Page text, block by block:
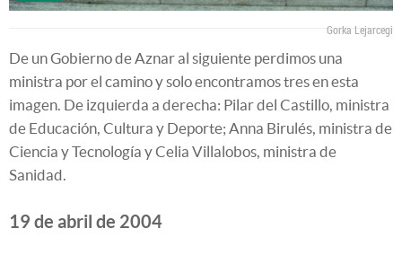
Gorka Lejarcegi
De un Gobierno de Aznar al siguiente perdimos una
ministra por el camino y solo encontramos tres en esta
imagen. De izquierda a derecha: Pilar del Castillo, ministra
de Educación, Cultura y Deporte; Anna Birulés, ministra de
Ciencia y Tecnología y Celia Villalobos, ministra de
Sanidad.
19 de abril de 2004